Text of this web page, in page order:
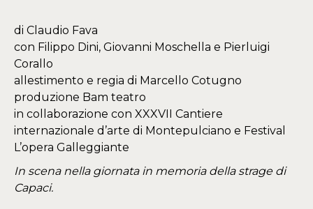
di Claudio Fava
con Filippo Dini, Giovanni Moschella e Pierluigi
Corallo
allestimento e regia di Marcello Cotugno
produzione Bam teatro
​in collaborazione con XXXVII Cantiere
internazionale d’arte di Montepulciano e Festival
L’opera Galleggiante
In scena nella giornata in memoria della strage di
Capaci.